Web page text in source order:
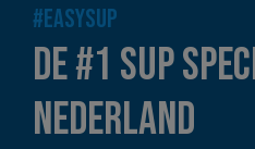
#EASYSUP
DE #1 SUP
NEDERLAND